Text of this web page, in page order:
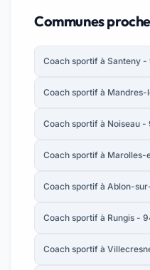
Communes
Coach sportif à Santeny
Coach sportif à
Coach sportif à Noiseau
Coach sportif à
Coach sportif à Ablon-
Coach sportif à Rungis -
Coach sportif à